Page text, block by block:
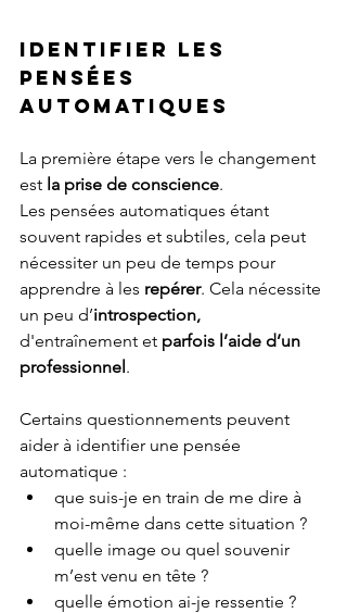
Identifier les
pensées
automatiques
La première étape vers le changement
est la prise de conscience.
Les pensées automatiques étant
souvent rapides et subtiles, cela peut
nécessiter un peu de temps pour
apprendre à les repérer. Cela nécessite
un peu d’introspection,
d'entraînement et parfois l’aide d’un
professionnel.
Certains questionnements peuvent
aider à identifier une pensée
automatique :
que suis-je en train de me dire à
moi-même dans cette situation ?
quelle image ou quel souvenir
m’est venu en tête ?
quelle émotion ai-je ressentie ?